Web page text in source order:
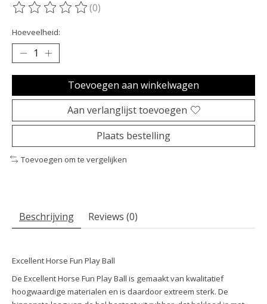
De beoordeling van dit product is
(0)
Hoeveelheid:
Toevoegen aan winkelwagen
Aan verlanglijst toevoegen
Plaats bestelling
Toevoegen om te vergelijken
Beschrijving Reviews (0)
Excellent Horse Fun Play Ball
De Excellent Horse Fun Play Ball is gemaakt van kwalitatief
hoogwaardige materialen en is daardoor extreem sterk. De